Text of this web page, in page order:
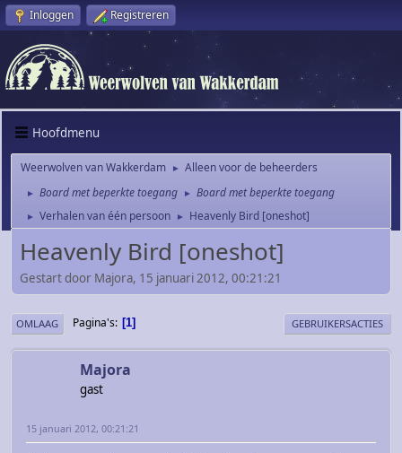
Inloggen Registreren
Hoofdmenu
Weerwolven van Wakkerdam ► Alleen voor de beheerders
► Board met beperkte toegang ► Board met beperkte toegang
► Verhalen van één persoon ► Heavenly Bird [oneshot]
Heavenly Bird [oneshot]
Gestart door Majora, 15 januari 2012, 00:21:21
OMLAAG Pagina's 1 GEBRUIKERSACTIES
Majora
gast
15 januari 2012, 00:21:21